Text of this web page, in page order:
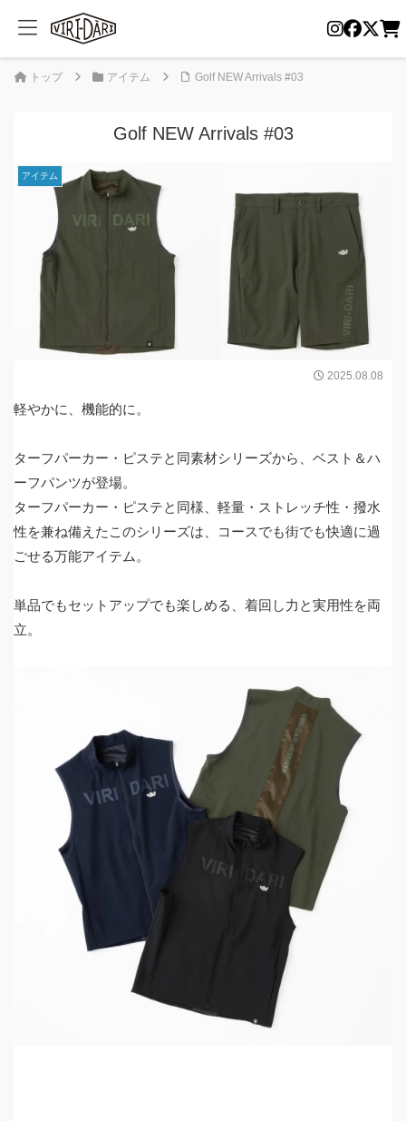
トップ アイテム Golf NEW Arrivals #03
Golf NEW Arrivals #03
アイテム
2025.08.08
軽やかに、機能的に。
ターフパーカー・ピステと同素材シリーズから、ベスト＆ハ
ーフパンツが登場。
ターフパーカー・ピステと同様、軽量・ストレッチ性・撥水
性を兼ね備えたこのシリーズは、コースでも街でも快適に過
ごせる万能アイテム。
単品でもセットアップでも楽しめる、着回し力と実用性を両
立。